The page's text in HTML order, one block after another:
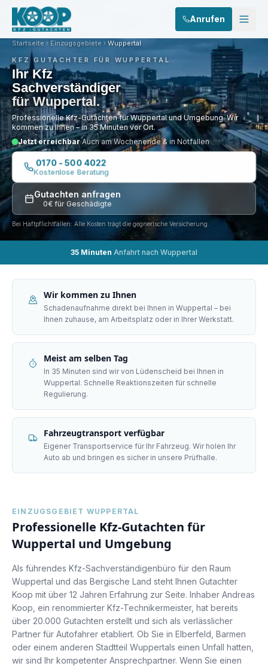
Anrufen
Startseite Einzugsgebiete
Wuppertal
KFZ GUTACHTER FÜR WUPPERTAL
Ihr Kfz
Sachverständiger
fürWuppertal.
Professionelle Kfz-Gutachten fürWuppertalund Umgebung. Wir
kommen zu Ihnen – in35 Minutenvor Ort.
Jetzt erreichbar·Auch am Wochenende & in Notfällen
0170 - 500 4022
Kostenlose Beratung
Gutachten anfragen
0€ für Geschädigte
Bei Haftpflichtfällen: Alle Kosten trägt die gegnerische Versicherung.
Wir schauen genauer hin.
Professionelle Schadenanalyse durch erfahrene Kfz-Sachverständige
35 Minuten Anfahrt nach Wuppertal
Wir kommen zu Ihnen
Schadenaufnahme direkt bei Ihnen in Wuppertal – bei
Ihnen zuhause, am Arbeitsplatz oder in Ihrer Werkstatt.
Meist am selben Tag
In 35 Minuten sind wir von Lüdenscheid bei Ihnen in
Wuppertal. Schnelle Reaktionszeiten für schnelle
Regulierung.
Fahrzeugtransport verfügbar
Eigener Transportservice für Ihr Fahrzeug. Wir holen Ihr
Auto ab und bringen es sicher in unsere Prüfhalle.
EINZUGSGEBIET WUPPERTAL
Professionelle Kfz-Gutachten für
Wuppertal und Umgebung
Als führendes Kfz-Sachverständigenbüro für den Raum
Wuppertal und das Bergische Land steht Ihnen Gutachter
Koop mit über 12 Jahren Erfahrung zur Seite. Inhaber Andreas
Koop, ein renommierter Kfz-Technikermeister, hat bereits
über 20.000 Gutachten erstellt und sich als verlässlicher
Partner für Autofahrer etabliert. Ob Sie in Elberfeld, Barmen
oder einem anderen Stadtteil Wuppertals einen Unfall hatten,
wir sind Ihr kompetenter Ansprechpartner. Wenn Sie einen